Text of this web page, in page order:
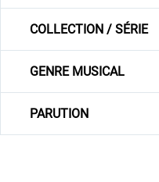
COLLECTION / SÉRIE
GENRE MUSICAL
PARUTION